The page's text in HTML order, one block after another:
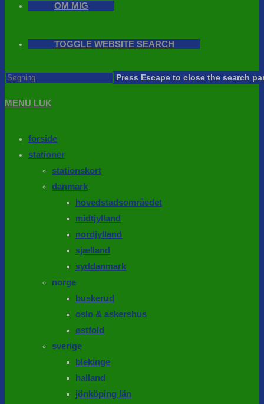
OM MIG
TOGGLE WEBSITE SEARCH
Press Escape to close the search
MENU LUK
forside
stationer
stationskort
danmark
hovedstadsområedet
midtjylland
nordjylland
sjælland
syddanmark
norge
buskerud
oslo & askershus
østfold
sverige
blekinge
halland
jönköping län